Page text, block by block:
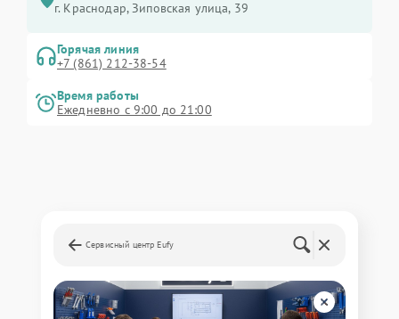
г. Краснодар, Зиповская улица, 39
Горячая линия
+7 (861) 212-38-54
Время работы
Ежедневно с 9:00 до 21:00
Сервисный центр Eufy